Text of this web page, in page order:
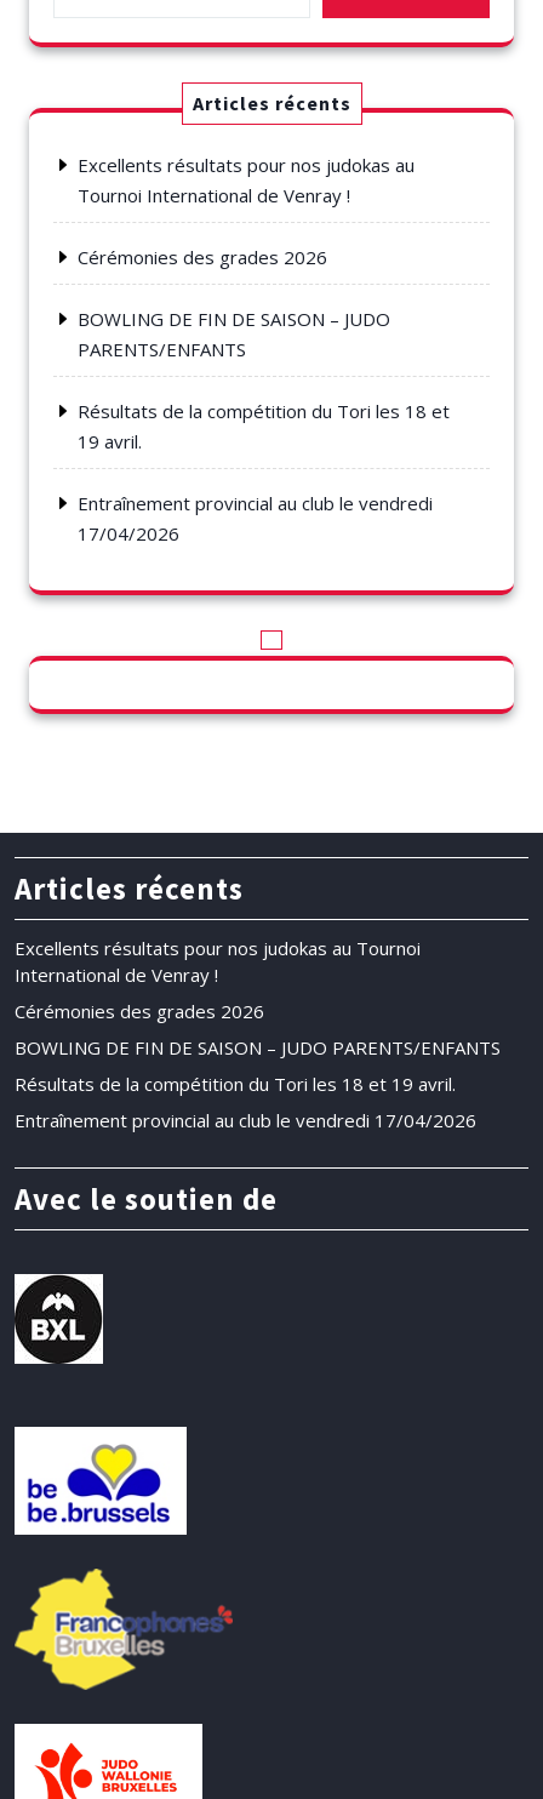
Articles récents
Excellents résultats pour nos judokas au
Tournoi International de Venray !
Cérémonies des grades 2026
BOWLING DE FIN DE SAISON – JUDO
PARENTS/ENFANTS
Résultats de la compétition du Tori les 18 et
19 avril.
Entraînement provincial au club le vendredi
17/04/2026
Articles récents
Excellents résultats pour nos judokas au Tournoi
International de Venray !
Cérémonies des grades 2026
BOWLING DE FIN DE SAISON – JUDO PARENTS/ENFANTS
Résultats de la compétition du Tori les 18 et 19 avril.
Entraînement provincial au club le vendredi 17/04/2026
Avec le soutien de